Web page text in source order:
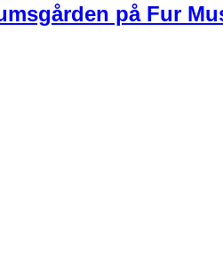
på Fur